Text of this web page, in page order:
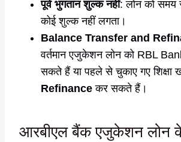
पूर्व भुगतान शुल्क नहीं: लोन को समय
कोई शुल्क नहीं लगता।
Balance Transfer and
वर्तमान एजुकेशन लोन को RBL
सकते हैं या पहले से चुकाए गए शिक्षा
Refinance कर सकते हैं।
आरबीएल बैंक एजुकेशन लोन